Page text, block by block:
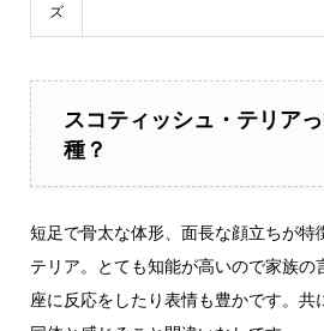
ズ
スコティッシュ・テリア
種？
短足で骨太な体形、面長な顔立ちが特
テリア。とても知能が高いので家族の
座に反応をしたり表情も豊かです。共